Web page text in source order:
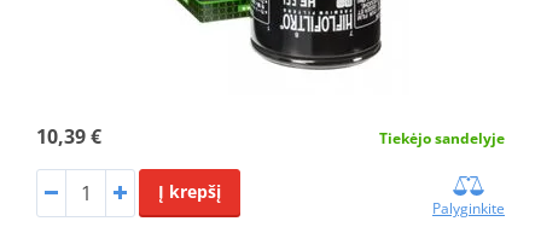
10,39 € Tiekėjo sandelyje
Į krepšį
Palyginkite